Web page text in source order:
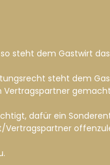
steht dem Gastwirt
steht dem
Vertragspartner
dafür ein